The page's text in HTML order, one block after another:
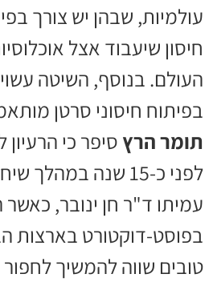
עולמיות, שבהן יש צורך
חיסון שיעבוד אצל
העולם. בנוסף, השיטה
בפיתוח חיסוני סרטן
תומר הרץ סיפר כי
לפני כ-15 שנה
עמיתו ד"ר חן ינובר, כאשר
בפוסט-דוקטורט בארצות
טובים שווה להמשיך